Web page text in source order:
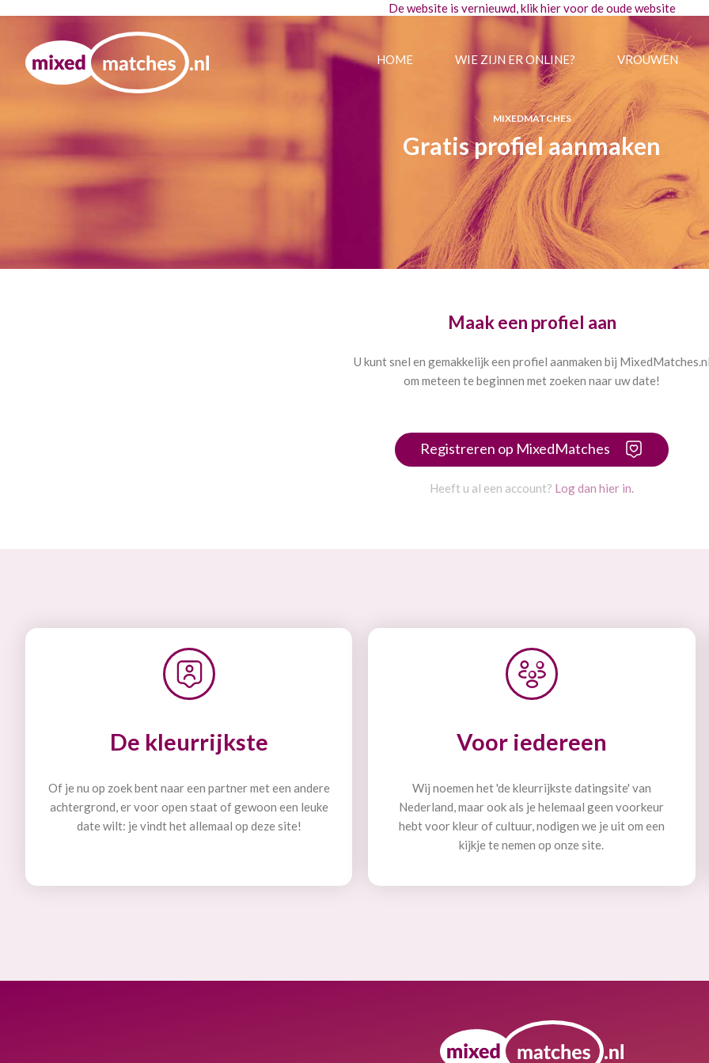
De website is vernieuwd, klikhiervoor de oude website
HOME WIE ZIJN ER ONLINE? VROUWEN
MIXEDMATCHES
Gratis profiel aanmaken
Maak een profiel aan
U kunt snel en gemakkelijk een profiel aanmaken bij
om meteen te beginnen met zoeken naar uw date!
Registreren op MixedMatches
Heeft u al een account? Log dan hier in.
De kleurrijkste
Of je nu op zoek bent naar een partner met een andere
achtergrond, er voor open staat of gewoon een leuke
date wilt: je vindt het allemaal op deze site!
Voor iedereen
Wij noemen het 'de kleurrijkste datingsite' van
Nederland, maar ook als je helemaal geen voorkeur
hebt voor kleur of cultuur, nodigen we je uit om een
kijkje te nemen op onze site.